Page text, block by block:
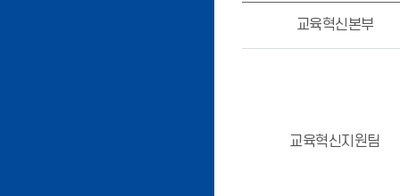
교육혁신본부
교육혁신지원팀